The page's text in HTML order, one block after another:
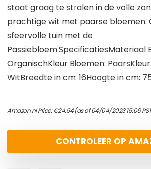
staat graag te stralen in de volle
prachtige wit met paarse bloemen.
sfeervolle tuin met de
Passiebloem.SpecificatiesMateriaal
OrganischKleur Bloemen:
WitBreedte in cm: 16Hoogte in cm:
Amazon.nl Price:€24.94(as of 04/04/2023 15:06
CONTROLEER OP